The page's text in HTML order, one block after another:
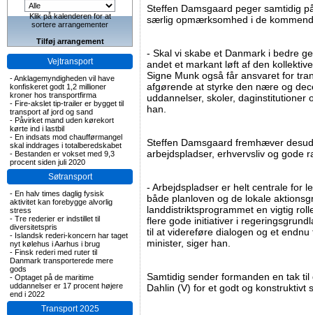
Klik på kalenderen for at
sortere arrangementer
Tilføj arrangement
Vejtransport
-Anklagemyndigheden vil have
konfiskeret godt 1,2 millioner
kroner hos transportfirma
- Fire-akslet tip-trailer er bygget til
transport af jord og sand
- Påvirket mand uden kørekort
kørte ind i lastbil
- En indsats mod chaufførmangel
skal inddrages i totalberedskabet
- Bestanden er vokset med 9,3
procent siden juli 2020
Søtransport
- En halv times daglig fysisk
aktivitet kan forebygge alvorlig
stress
- Tre rederier er indstillet til
diversitetspris
- Islandsk rederi-koncern har taget
nyt kølehus i Aarhus i brug
- Finsk rederi med ruter til
Danmark transporterede mere
gods
- Optaget på de maritime
uddannelser er 17 procent højere
end i 2022
Transport 2025
Steffen Damsgaard peger samtidig
særlig opmærksomhed i de
- Skal vi skabe et Danmark i bedre
andet et markant løft af den
Signe Munk også får ansvaret for
afgørende at styrke den nære og
uddannelser, skoler,
han.
Steffen Damsgaard fremhæver
arbejdspladser, erhvervsliv og gode
- Arbejdspladser er helt centrale for
både planloven og de lokale
landdistriktsprogrammet en vigtig
flere gode initiativer i
til at videreføre dialogen og et
minister, siger han.
Samtidig sender formanden en tak
Dahlin (V) for et godt og konstruktivt